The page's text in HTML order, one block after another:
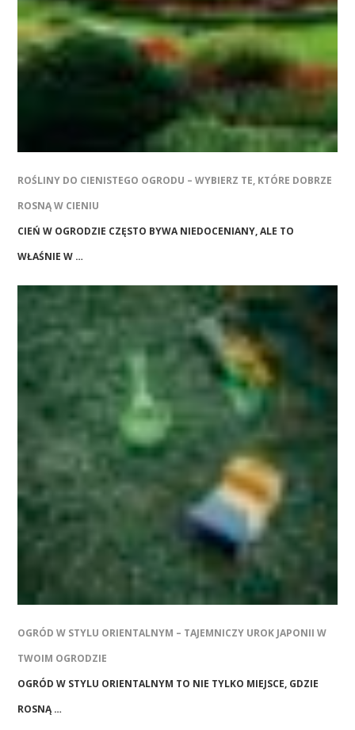
ROŚLINY DO CIENISTEGO OGRODU – WYBIERZ TE, KTÓRE DOBRZE
ROSNĄ W CIENIU
CIEŃ W OGRODZIE CZĘSTO BYWA NIEDOCENIANY, ALE TO
WŁAŚNIE W …
OGRÓD W STYLU ORIENTALNYM – TAJEMNICZY UROK JAPONII W
TWOIM OGRODZIE
OGRÓD W STYLU ORIENTALNYM TO NIE TYLKO MIEJSCE, GDZIE
ROSNĄ …